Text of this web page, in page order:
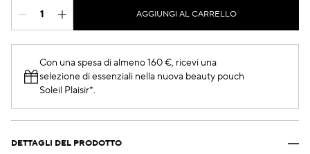
AGGIUNGI AL CARRELLO
Con una spesa di almeno 160 €, ricevi una
selezione di essenziali nella nuova beauty pouch
Soleil Plaisir*.
DETTAGLI DEL PRODOTTO